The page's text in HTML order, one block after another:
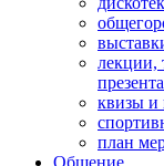
лекции,
квизы и
план
Общение